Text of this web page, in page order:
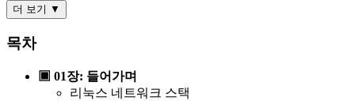
더 보기 ▼
목차
▣ 01장: 들어가며
리눅스 네트워크 스택